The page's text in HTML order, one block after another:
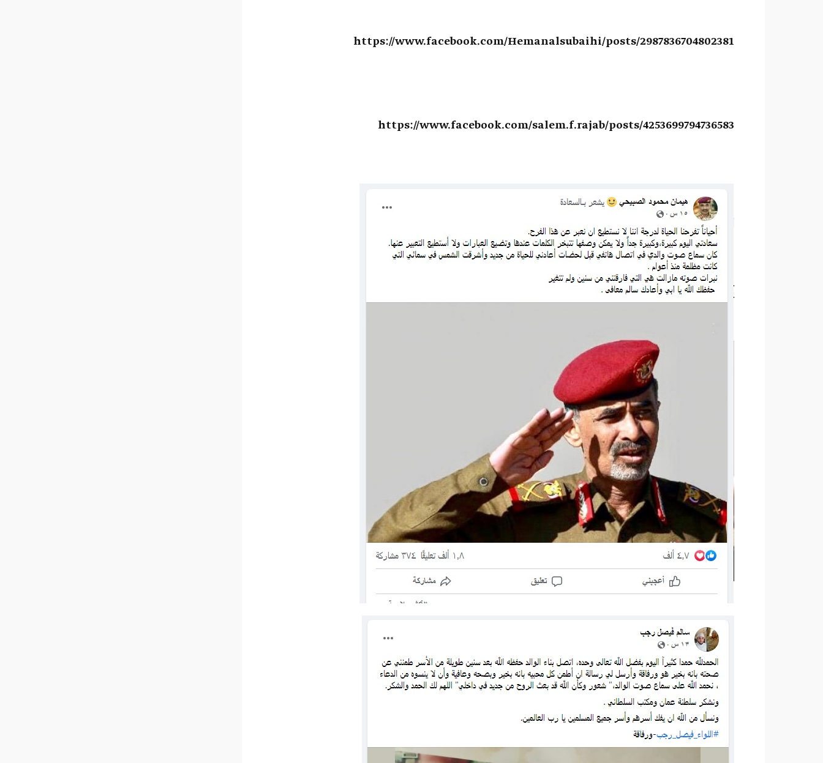
https://www.facebook.com/Hemanalsubaihi/posts/2987836704802381
https://www.facebook.com/salem.f.rajab/posts/4253699794736583